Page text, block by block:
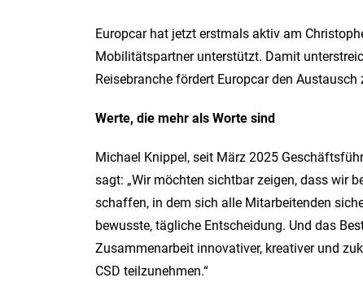
Europcar hat jetzt erstmals aktiv am
Mobilitätspartner unterstützt. Damit
Reisebranche fördert Europcar den
Werte, die mehr als Worte sind
Michael Knippel, seit März 2025
sagt: „Wir möchten sichtbar zeigen, dass wir
schaffen, in dem sich alle Mitarbeitenden
bewusste, tägliche Entscheidung. Und das
Zusammenarbeit innovativer, kreativer und
CSD teilzunehmen.“